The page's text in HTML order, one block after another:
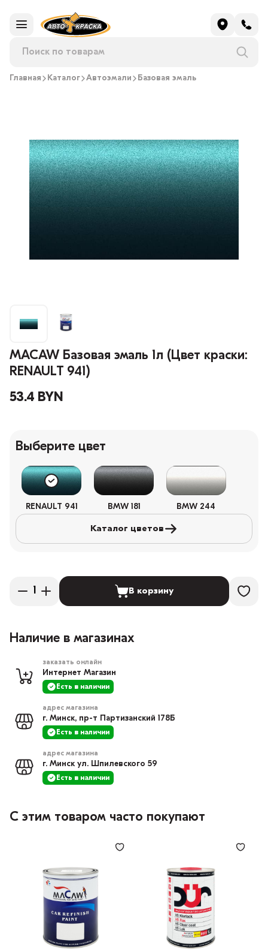
Главная Каталог Автоэмали Базовая эмаль
MACAW Базовая эмаль 1л (Цвет краски:
RENAULT 941)
53.4 BYN
Выберите цвет
RENAULT 941 BMW 181 BMW 244
Каталог цветов
В корзину
Наличие в магазинах
заказать онлайн
Интернет Магазин
Есть в наличии
адрес магазина
г. Минск, пр-т Партизанский 178Б
Есть в наличии
адрес магазина
г. Минск ул. Шпилевского 59
Есть в наличии
С этим товаром часто покупают